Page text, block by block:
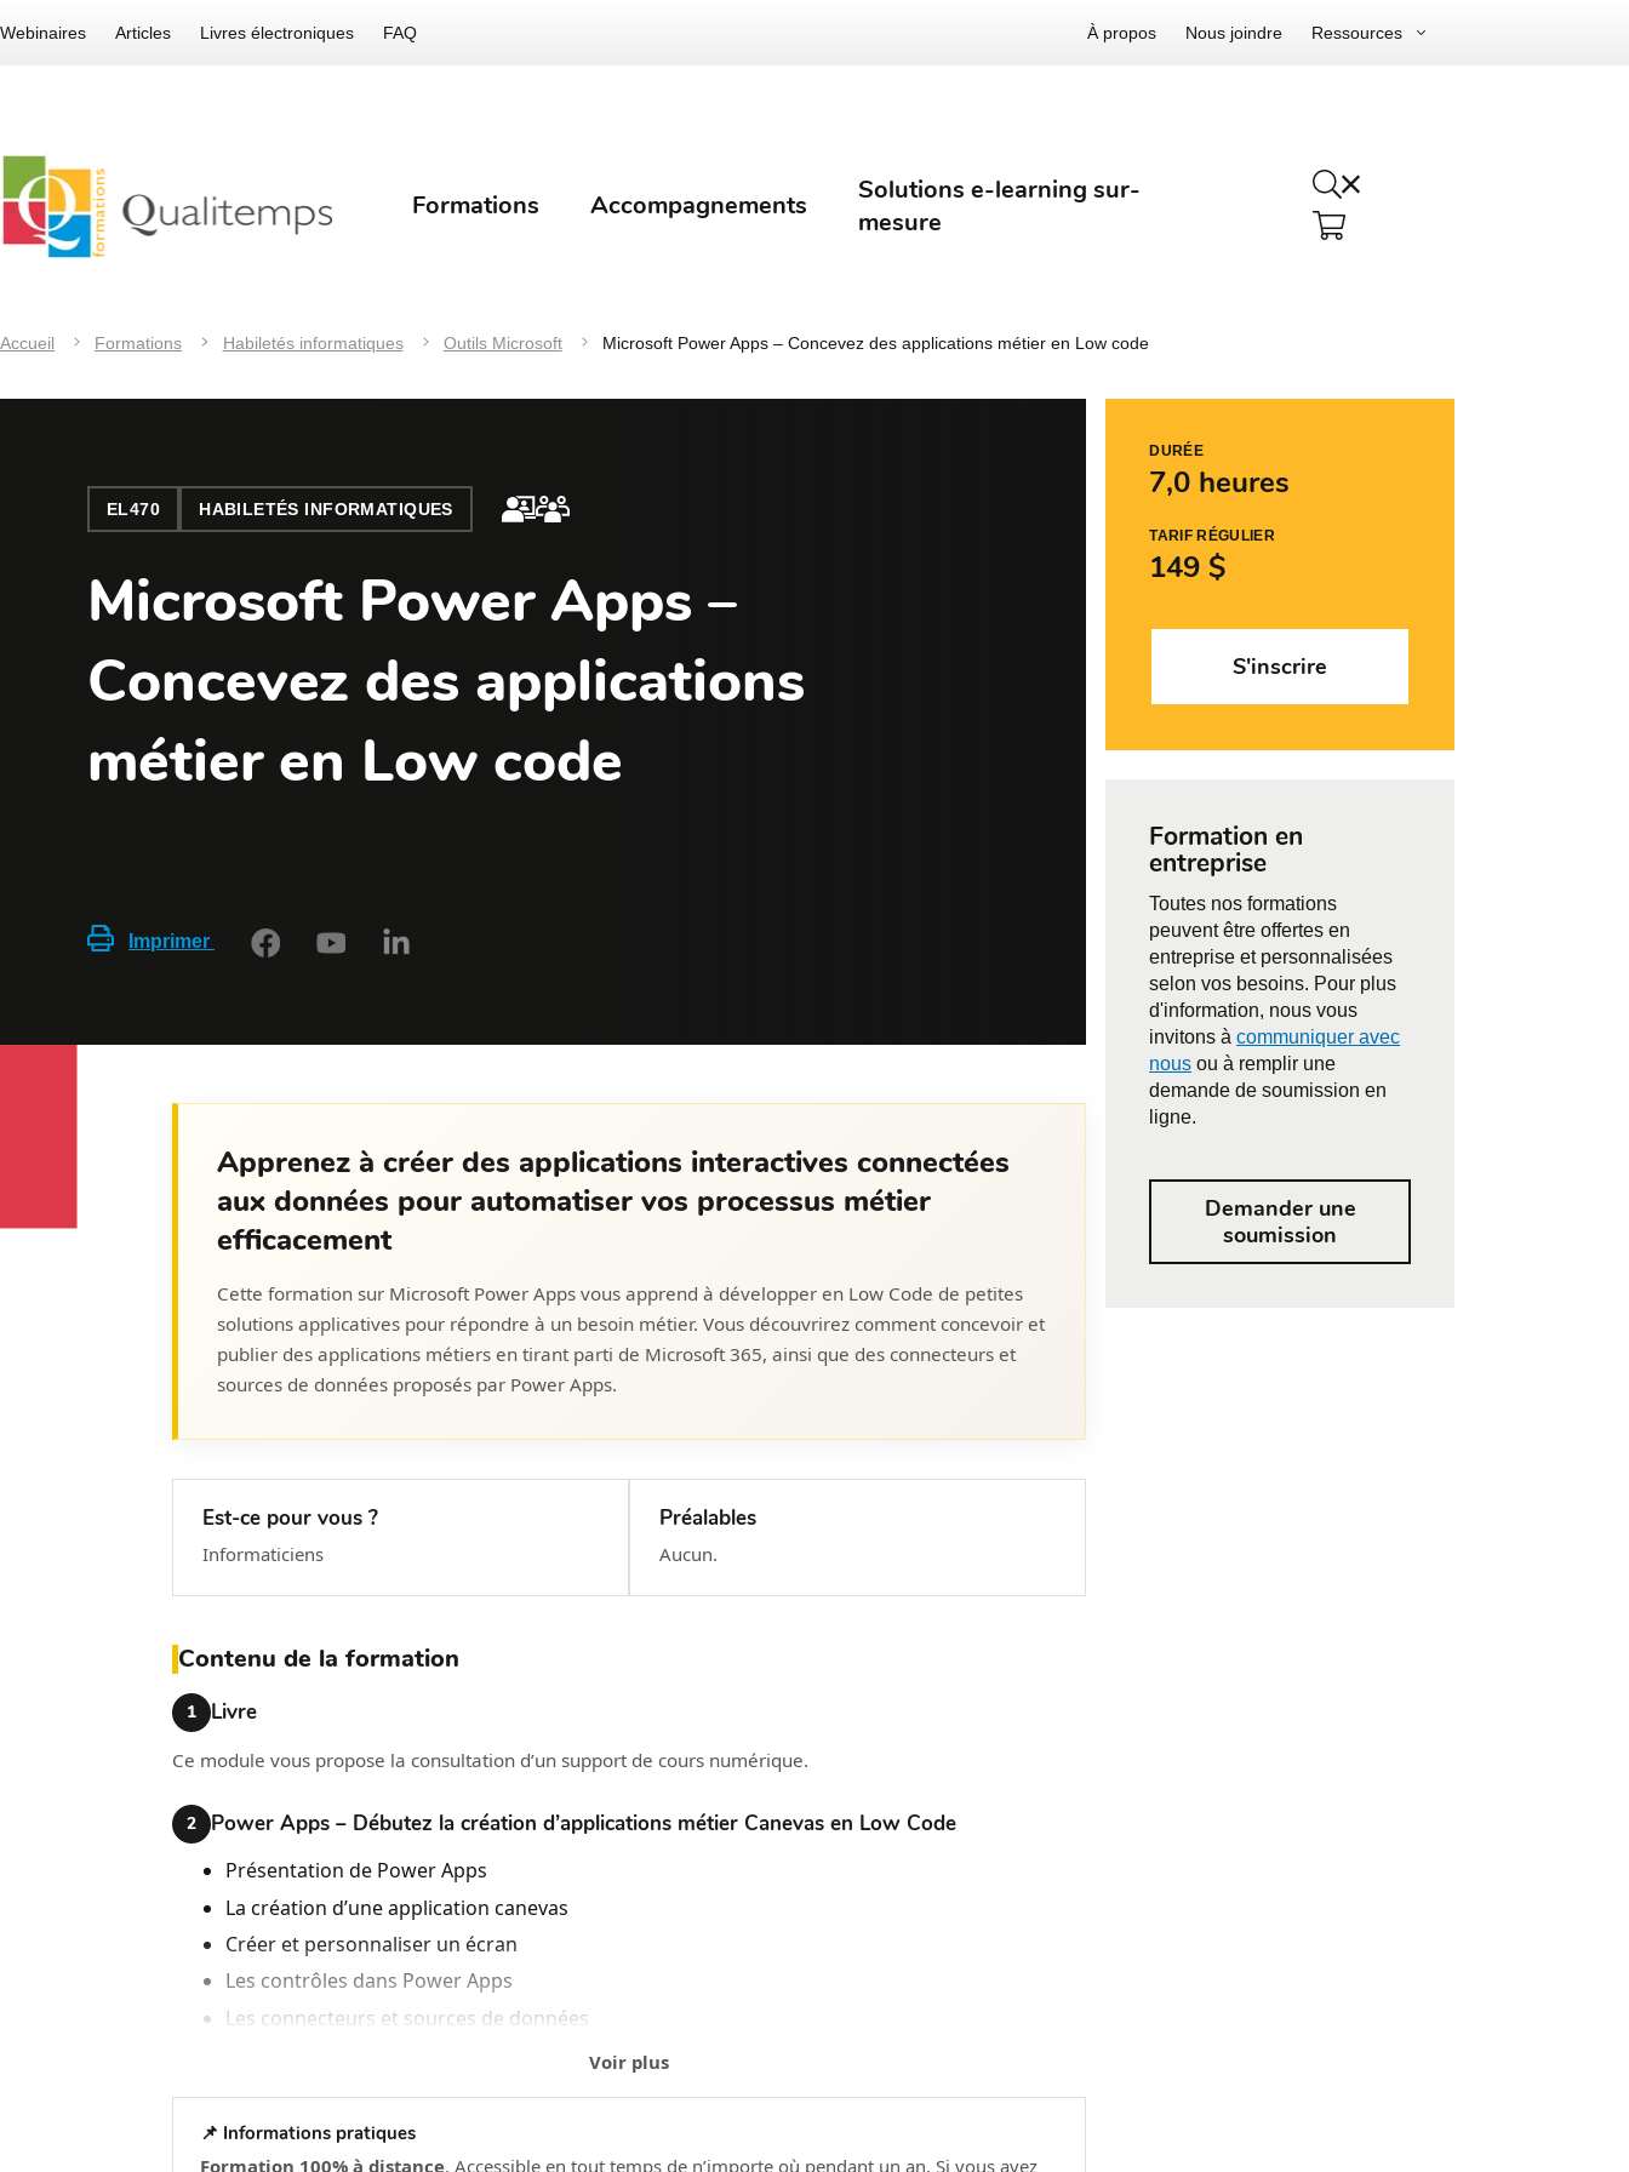
Webinaires Articles Livres électroniques FAQ À propos Nous joindre Ressources
Formations Accompagnements
Solutions e-learning sur-
mesure
Accueil Formations Habiletés informatiques Outils Microsoft Microsoft Power Apps – Concevez des applications métier en Low code
EL470 HABILETÉS INFORMATIQUES
Microsoft Power Apps –
Concevez des applications
métier en Low code
Imprimer
Apprenez à créer des applications interactives connectées
aux données pour automatiser vos processus métier
efficacement
Cette formation sur Microsoft Power Apps vous apprend à développer en Low Code de petites
solutions applicatives pour répondre à un besoin métier. Vous découvrirez comment concevoir et
publier des applications métiers en tirant parti de Microsoft 365, ainsi que des connecteurs et
sources de données proposés par Power Apps.
Est-ce pour vous ?
Informaticiens
Préalables
Aucun.
Contenu de la formation
1 Livre
Ce module vous propose la consultation d’un support de cours numérique.
2 Power Apps – Débutez la création d’applications métier Canevas en Low Code
Présentation de Power Apps
La création d’une application canevas
Créer et personnaliser un écran
Les contrôles dans Power Apps
Les connecteurs et sources de données
Travailler avec des bases de données
Utiliser le multimédia
Usages mobiles (tablette et smartphone)
Voir plus
📌 Informations pratiques
Formation 100% à distance. Accessible en tout temps de n’importe où pendant un an. Si vous avez
DURÉE
7,0 heures
TARIF RÉGULIER
149 $
S'inscrire
Formation en
entreprise
Toutes nos formations
peuvent être offertes en
entreprise et personnalisées
selon vos besoins. Pour plus
d'information, nous vous
invitons àcommuniquer avec
nous ou à remplir une
demande de soumission en
ligne.
Demander une
soumission